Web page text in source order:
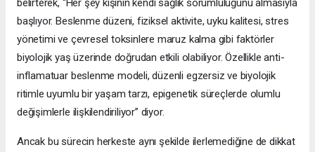
belirterek, “Her şey kişinin kendi sağlık sorumluluğunu almasıyla
başlıyor. Beslenme düzeni, fiziksel aktivite, uyku kalitesi, stres
yönetimi ve çevresel toksinlere maruz kalma gibi faktörler
biyolojik yaş üzerinde doğrudan etkili olabiliyor. Özellikle anti-
inflamatuar beslenme modeli, düzenli egzersiz ve biyolojik
ritimle uyumlu bir yaşam tarzı, epigenetik süreçlerde olumlu
değişimlerle ilişkilendiriliyor” diyor.
Ancak bu sürecin herkeste aynı şekilde ilerlemediğine de dikkat